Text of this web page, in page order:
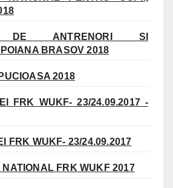
DE ANTRENORI SI
POIANA BRASOV 2018
2018
FRK WUKF- 23/24.09.2017 -
FRK WUKF- 23/24.09.2017
FRK WUKF 2017